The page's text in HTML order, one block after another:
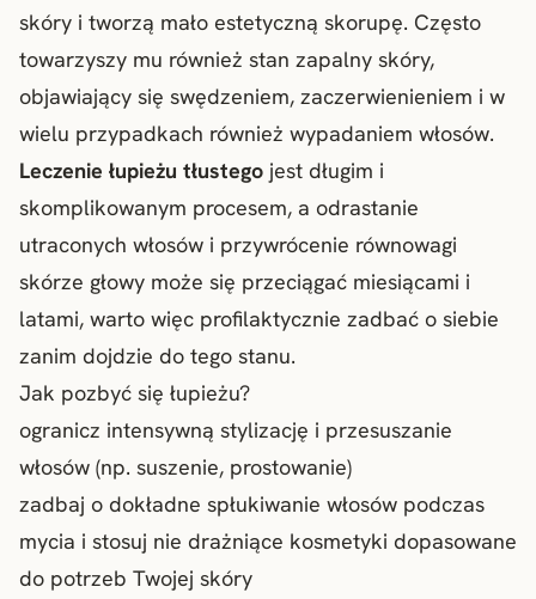
skóry i tworzą mało estetyczną skorupę. Często
towarzyszy mu również stan zapalny skóry,
objawiający się swędzeniem, zaczerwienieniem i w
wielu przypadkach również wypadaniem włosów.
Leczenie łupieżu tłustego jest długim i
skomplikowanym procesem, a odrastanie
utraconych włosów i przywrócenie równowagi
skórze głowy może się przeciągać miesiącami i
latami, warto więc profilaktycznie zadbać o siebie
zanim dojdzie do tego stanu.
Jak pozbyć się łupieżu?
ogranicz intensywną stylizację i przesuszanie
włosów (np. suszenie, prostowanie)
zadbaj o dokładne spłukiwanie włosów podczas
mycia i stosuj nie drażniące kosmetyki dopasowane
do potrzeb Twojej skóry